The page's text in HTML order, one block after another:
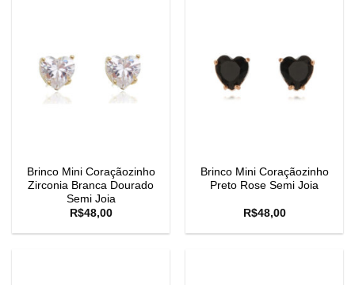
Brinco Mini Coraçãozinho
Zirconia Branca Dourado
Semi Joia
R$48,00
Brinco Mini Coraçãozinho
Preto Rose Semi Joia
R$48,00